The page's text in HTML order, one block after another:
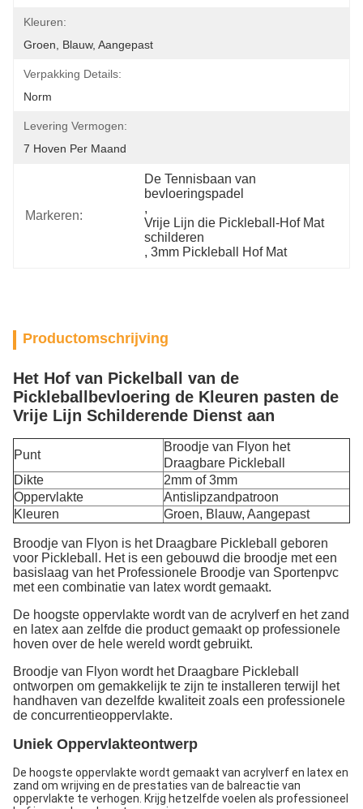
Kleuren:
Groen, Blauw, Aangepast
Verpakking Details:
Norm
Levering Vermogen:
7 Hoven Per Maand
Markeren:
De Tennisbaan van
bevloeringspadel
,
Vrije Lijn die Pickleball-Hof Mat
schilderen
, 3mm Pickleball Hof Mat
Productomschrijving
Het Hof van Pickelball van de
Pickleballbevloering de Kleuren pasten de
Vrije Lijn Schilderende Dienst aan
Punt
Broodje van Flyon het
Draagbare Pickleball
Dikte
2mm of 3mm
Oppervlakte
Antislipzandpatroon
Kleuren
Groen, Blauw, Aangepast
Broodje van Flyon is het Draagbare Pickleball geboren
voor Pickleball. Het is een gebouwd die broodje met een
basislaag van het Professionele Broodje van Sportenpvc
met een combinatie van latex wordt gemaakt.
De hoogste oppervlakte wordt van de acrylverf en het zand
en latex aan zelfde die product gemaakt op professionele
hoven over de hele wereld wordt gebruikt.
Broodje van Flyon wordt het Draagbare Pickleball
ontworpen om gemakkelijk te zijn te installeren terwijl het
handhaven van dezelfde kwaliteit zoals een professionele
de concurrentieoppervlakte.
Uniek Oppervlakteontwerp
De hoogste oppervlakte wordt gemaakt van acrylverf en latex en
zand om wrijving en de prestaties van de balreactie van
oppervlakte te verhogen . Krijg hetzelfde voelen als professioneel